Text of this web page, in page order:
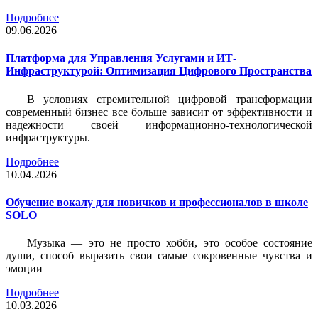
Подробнее
09.06.2026
Платформа для Управления Услугами и ИТ-
Инфраструктурой: Оптимизация Цифрового Пространства
В условиях стремительной цифровой трансформации
современный бизнес все больше зависит от эффективности и
надежности своей информационно-технологической
инфраструктуры.
Подробнее
10.04.2026
Обучение вокалу для новичков и профессионалов в школе
SOLO
Музыка — это не просто хобби, это особое состояние
души, способ выразить свои самые сокровенные чувства и
эмоции
Подробнее
10.03.2026